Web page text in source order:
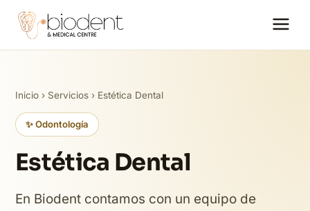
Inicio › Servicios › Estética Dental
✨ Odontología
Estética Dental
En Biodent contamos con un equipo de